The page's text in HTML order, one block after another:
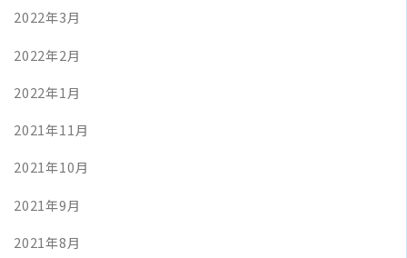
2022年3月
2022年2月
2022年1月
2021年11月
2021年10月
2021年9月
2021年8月